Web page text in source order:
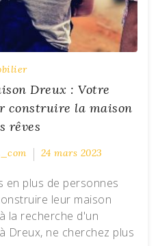
Dreux : Votre
construire la maison
rêves
24 mars 2023
en plus de personnes
leur maison
la recherche d'un
Dreux, ne cherchez plus